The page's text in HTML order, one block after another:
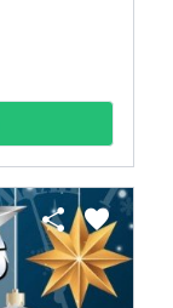
share favorite